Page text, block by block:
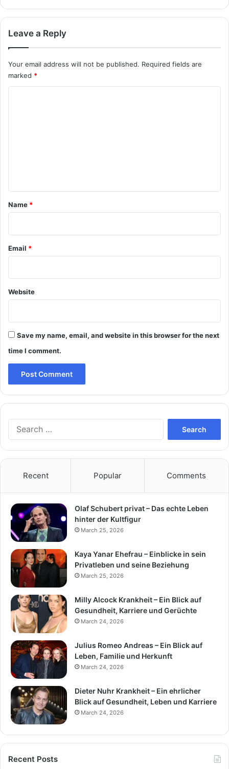
Leave a Reply
Your email address will not be published. Required fields are
marked *
*
Name *
Email *
Website
Save my name, email, and website in this browser for the next
time I comment.
Recent Popular Comments
Olaf Schubert privat – Das echte Leben
hinter der Kultfigur
March 25, 2026
Kaya Yanar Ehefrau – Einblicke in sein
Privatleben und seine Beziehung
March 25, 2026
Milly Alcock Krankheit – Ein Blick auf
Gesundheit, Karriere und Gerüchte
March 24, 2026
Julius Romeo Andreas – Ein Blick auf
Leben, Familie und Herkunft
March 24, 2026
Dieter Nuhr Krankheit – Ein ehrlicher
Blick auf Gesundheit, Leben und Karriere
March 24, 2026
Recent Posts